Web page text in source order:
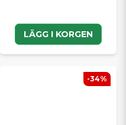
LÄGG I KORGEN
-34%